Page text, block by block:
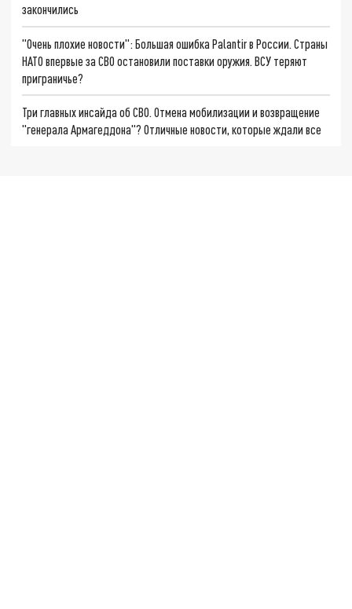
закончились
"Очень плохие новости": Большая ошибка Palantir в России. Страны
НАТО впервые за СВО остановили поставки оружия. ВСУ теряют
приграничье?
Три главных инсайда об СВО. Отмена мобилизации и возвращение
"генерала Армагеддона"? Отличные новости, которые ждали все